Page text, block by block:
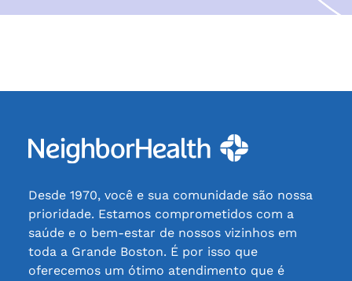
Desde 1970, você e sua comunidade são nossa
prioridade. Estamos comprometidos com a
saúde e o bem-estar de nossos vizinhos em
toda a Grande Boston. É por isso que
oferecemos um ótimo atendimento que é